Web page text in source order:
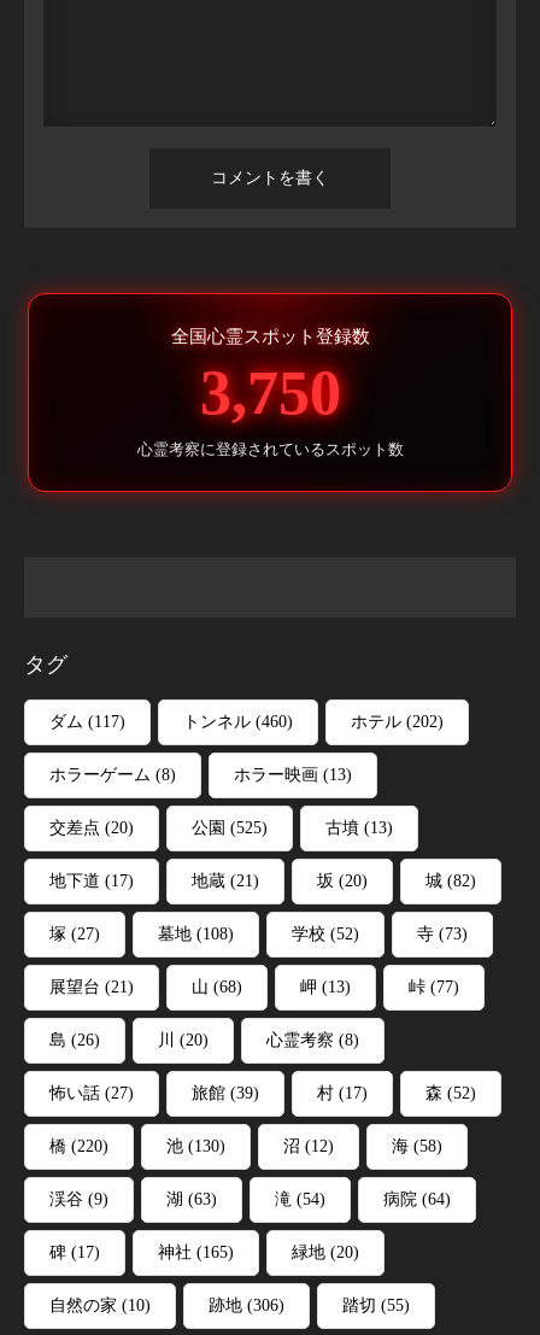
全国心霊スポット登録数
3,750
心霊考察に登録されているスポット数
タグ
ダム (117) トンネル (460) ホテル (202)
ホラーゲーム (8) ホラー映画 (13)
交差点 (20) 公園 (525) 古墳 (13)
地下道 (17) 地蔵 (21) 坂 (20) 城 (82)
塚 (27) 墓地 (108) 学校 (52) 寺 (73)
展望台 (21) 山 (68) 岬 (13) 峠 (77)
島 (26) 川 (20) 心霊考察 (8)
怖い話 (27) 旅館 (39) 村 (17) 森 (52)
橋 (220) 池 (130) 沼 (12) 海 (58)
渓谷 (9) 湖 (63) 滝 (54) 病院 (64)
碑 (17) 神社 (165) 緑地 (20)
自然の家 (10) 跡地 (306) 踏切 (55)